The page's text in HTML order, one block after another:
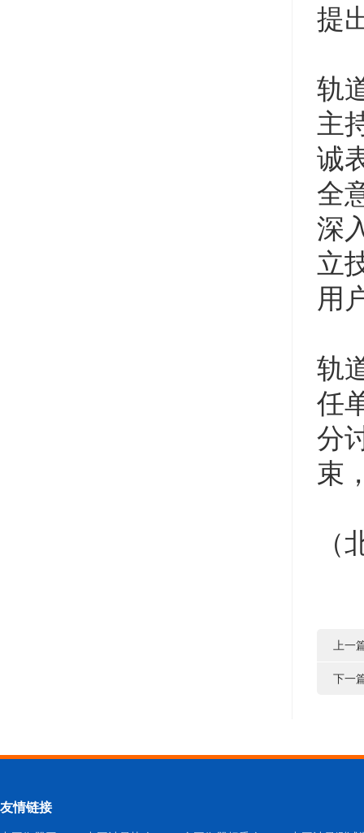
提
轨
主
诚
全
深
立
用
轨
任
分
束
上一
下一
友情链接